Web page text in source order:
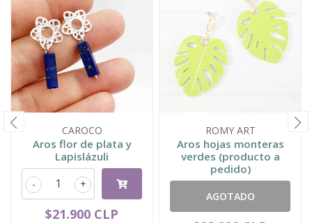
CAROCO
Aros flor de plata y
Lapislázuli
+
-
$21.900 CLP
ROMY ART
Aros hojas monteras
verdes (producto a
pedido)
AGOTADO